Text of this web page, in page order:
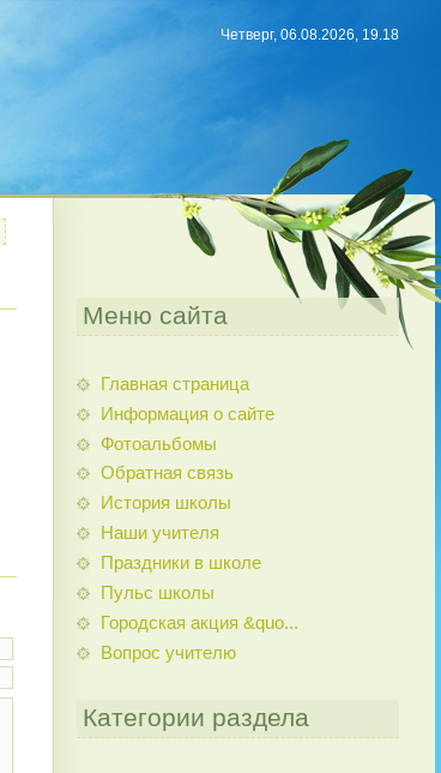
Четверг, 06.08.2026, 19.18
Меню сайта
Главная страница
Информация о сайте
Фотоальбомы
Обратная связь
История школы
Наши учителя
Праздники в школе
Пульс школы
Городская акция &quo...
Вопрос учителю
Категории раздела